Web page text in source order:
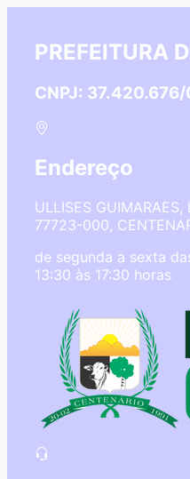
PREFEITURA
CNPJ:
Endereço
ULLISES
77723-000,
de segunda a sexta
13:30 às 17:30 horas